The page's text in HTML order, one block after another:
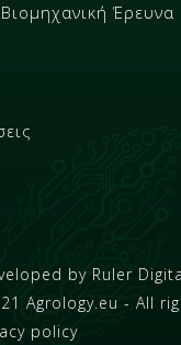
Έρευνα
by Ruler
Agrology.eu - All
policy